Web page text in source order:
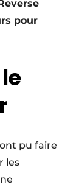
pour
pu faire
les